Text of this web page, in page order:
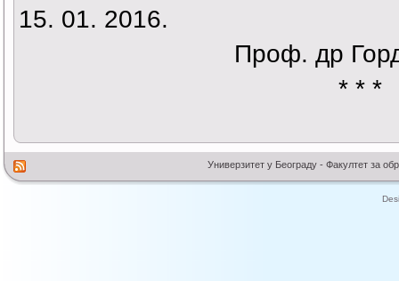
15. 01. 2016.
Проф. др
* * *
Универзитет у Београду - Факултет за